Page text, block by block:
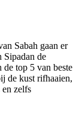
Sabah gaan er
Sipadan de
de top 5 van beste
de kust rifhaaien,
en zelfs